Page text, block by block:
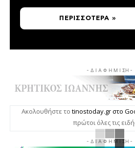
ΠΕΡΙΣΣΌΤΕΡΑ »
- Δ Ι Α Φ Η Μ Ι ΣΗ -
Ακολουθήστε το tinostoday.gr στο
πρώτοι όλες τις
- Δ Ι Α Φ Η Μ Ι ΣΗ -